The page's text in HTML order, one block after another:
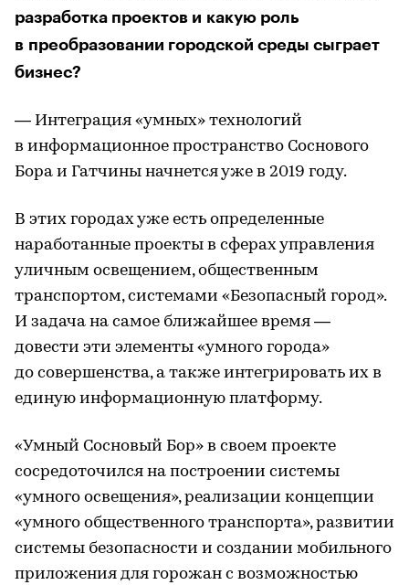
разработка проектов и какую роль
в преобразовании городской среды сыграет
бизнес?
— Интеграция «умных» технологий
в информационное пространство Соснового
Бора и Гатчины начнется уже в 2019 году.
В этих городах уже есть определенные
наработанные проекты в сферах управления
уличным освещением, общественным
транспортом, системами «Безопасный город».
И задача на самое ближайшее время —
довести эти элементы «умного города»
до совершенства, а также интегрировать их в
единую информационную платформу.
«Умный Сосновый Бор» в своем проекте
сосредоточился на построении системы
«умного освещения», реализации концепции
«умного общественного транспорта», развитии
системы безопасности и создании мобильного
приложения для горожан с возможностью